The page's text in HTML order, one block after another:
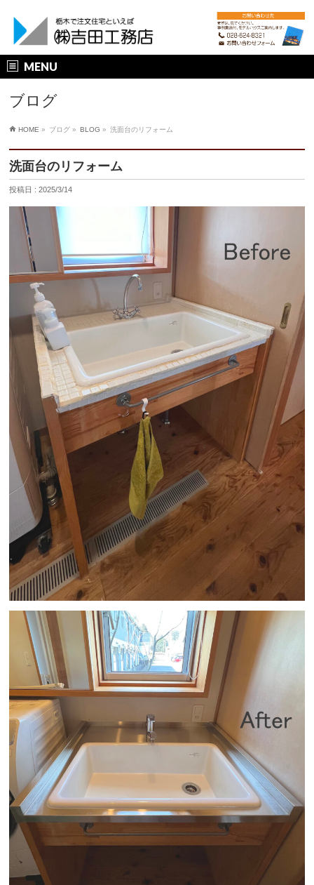
MENU
ブログ
HOME » ブログ » BLOG » 洗面台のリフォーム
洗面台のリフォーム
投稿日 : 2025/3/14